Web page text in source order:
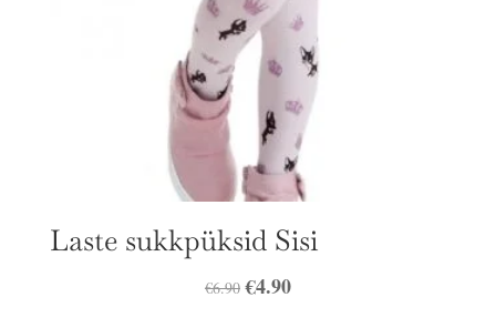
Laste sukkpüksid Sisi
€6.90 Algne
€4.90Praegune